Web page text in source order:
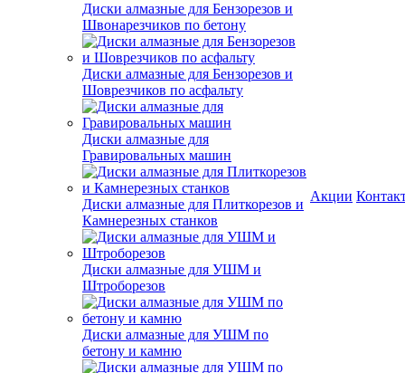
Диски алмазные для Бензорезов и
Швонарезчиков по бетону
Диски алмазные для Бензорезов и
Шоврезчиков по асфальту
Диски алмазные для
Гравировальных машин
Диски алмазные для Плиткорезов и
Камнерезных станков
Диски алмазные для УШМ и
Штроборезов
Диски алмазные для УШМ по
бетону и камню
Акции